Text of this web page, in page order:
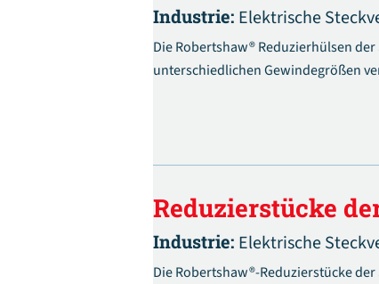
Industrie: Elektrische
Die Robertshaw® Reduzierhülsen
unterschiedlichen Gewindegrößen
Reduzierstücke
Industrie: Elektrische
Die Robertshaw®-Reduzierstücke